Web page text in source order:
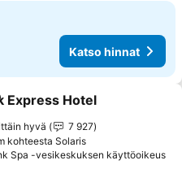
Katso hinnat
suosikkeihin
Express Hotel
hyvä
7 927
kohteesta Solaris
Spa -vesikeskuksen käyttöoikeus